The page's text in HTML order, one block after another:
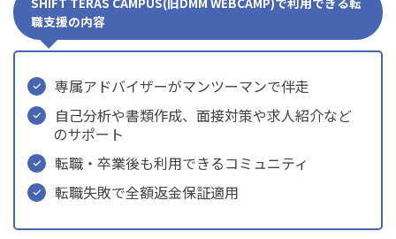
職支援の内容
専属アドバイザーがマンツーマンで伴走
自己分析や書類作成、面接対策や求人紹介など
のサポート
転職・卒業後も利用できるコミュニティ
転職失敗で全額返金保証適用